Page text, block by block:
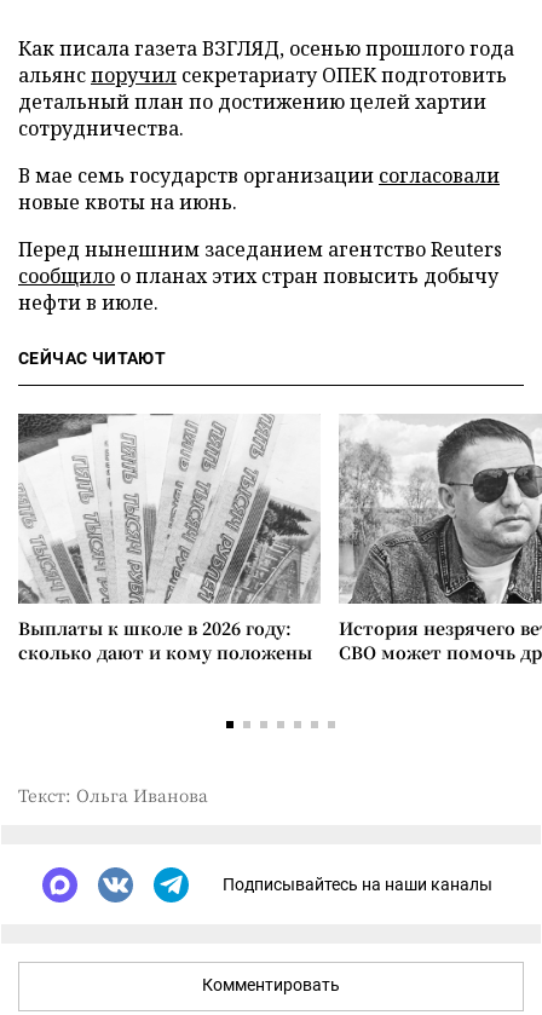
Как писала газета ВЗГЛЯД, осенью прошлого года
альянспоручил секретариату ОПЕК подготовить
детальный план по достижению целей хартии
сотрудничества.
В мае семь государств организации согласовали
новые квоты на июнь.
Перед нынешним заседанием агентство Reuters
сообщило о планах этих стран повысить добычу
нефти в июле.
СЕЙЧАС ЧИТАЮТ
Выплаты к школе в 2026 году:
сколько дают и кому положены
История незрячего
СВО может помочь
Текст: Ольга Иванова
Подписывайтесь на наши каналы
Комментировать